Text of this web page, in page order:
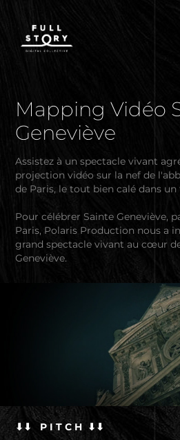
Mapping Vidéo
Geneviève
Assistez à un spectacle vivant
projection vidéo sur la nef de
de Paris, le tout bien calé dans un
Pour célébrer Sainte Geneviève,
Paris, Polaris Production nous a
grand spectacle vivant au cœur
Geneviève.
⬇⬇ P I T C H ⬇⬇